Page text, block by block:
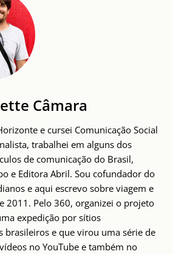
Câmara
e cursei Comunicação Social
trabalhei em alguns dos
de comunicação do Brasil,
e Editora Abril. Sou cofundador do
e aqui escrevo sobre viagem e
2011. Pelo 360, organizei o projeto
expedição por sítios
brasileiros e que virou uma série de
no YouTube e também no